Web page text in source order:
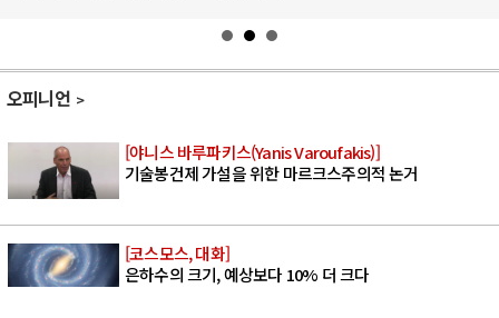
오피니언
[야니스 바루파키스(Yanis Varoufakis)]
기술봉건제 가설을 위한 마르크스주의적 논거
[코스모스, 대화]
은하수의 크기, 예상보다 10% 더 크다